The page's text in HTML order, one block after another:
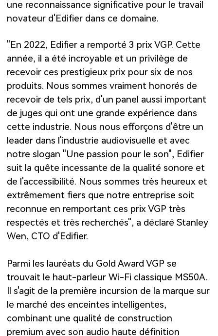
une reconnaissance significative pour le travail
novateur d'Edifier dans ce domaine.
"En 2022, Edifier a remporté 3 prix VGP. Cette
année, il a été incroyable et un privilège de
recevoir ces prestigieux prix pour six de nos
produits. Nous sommes vraiment honorés de
recevoir de tels prix, d'un panel aussi important
de juges qui ont une grande expérience dans
cette industrie. Nous nous efforçons d'être un
leader dans l'industrie audiovisuelle et avec
notre slogan "Une passion pour le son", Edifier
suit la quête incessante de la qualité sonore et
de l'accessibilité. Nous sommes très heureux et
extrêmement fiers que notre entreprise soit
reconnue en remportant ces prix VGP très
respectés et très recherchés", a déclaré Stanley
Wen, CTO d'Edifier.
Parmi les lauréats du Gold Award VGP se
trouvait le haut-parleur Wi-Fi classique MS50A.
Il s'agit de la première incursion de la marque sur
le marché des enceintes intelligentes,
combinant une qualité de construction
premium avec son audio haute définition